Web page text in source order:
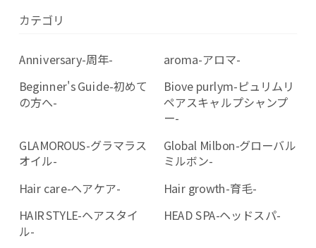
カテゴリ
Anniversary-周年-
aroma-アロマ-
Beginner's Guide-初めて
の方へ-
Biove purlym-ピュリムリ
ペアスキャルプシャンプ
ー-
GLAMOROUS-グラマラス
オイル-
Global Milbon-グローバル
ミルボン-
Hair care-ヘアケア-
Hair growth-育毛-
HAIR STYLE-ヘアスタイ
ル-
HEAD SPA-ヘッドスパ-